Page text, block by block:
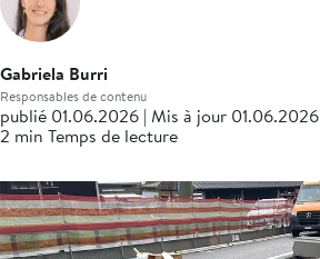
Gabriela Burri
Responsables de contenu
publié 01.06.2026 | Mis à jour 01.06.2026
2 min Temps de lecture